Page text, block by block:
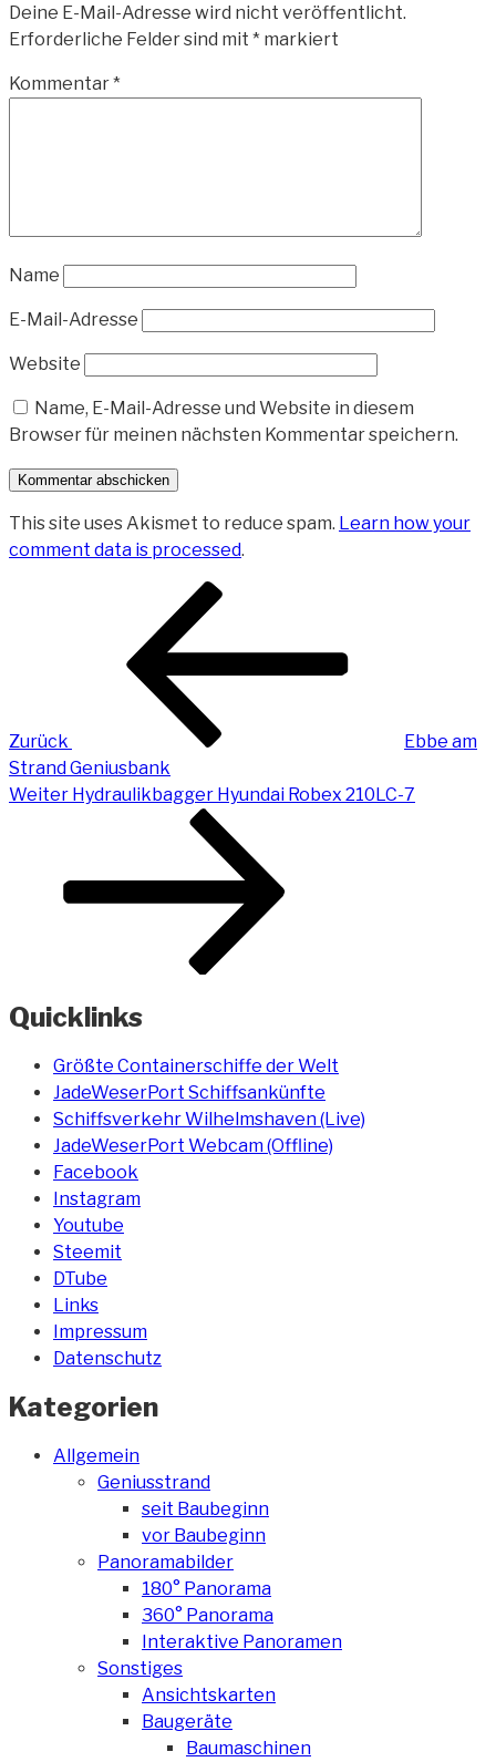
Deine E-Mail-Adresse wird nicht veröffentlicht.
Erforderliche Felder sind mit * markiert
Kommentar*
Name
E-Mail-Adresse
Website
Name, E-Mail-Adresse und Website in diesem
Browser für meinen nächsten Kommentar speichern.
This site uses Akismet to reduce spam. Learn how your
comment data is processed.
Beitragsnavigation
Zurück
Ebbe am
Strand Geniusbank
Nächster
Weiter Hydraulikbagger Hyundai Robex 210LC-7
Quicklinks
Größte Containerschiffe der Welt
JadeWeserPort Schiffsankünfte
Schiffsverkehr Wilhelmshaven (Live)
JadeWeserPort Webcam (Offline)
Facebook
Instagram
Youtube
Steemit
DTube
Links
Impressum
Datenschutz
Kategorien
Allgemein
Geniusstrand
seit Baubeginn
vor Baubeginn
Panoramabilder
180° Panorama
360° Panorama
Interaktive Panoramen
Sonstiges
Ansichtskarten
Baugeräte
Baumaschinen